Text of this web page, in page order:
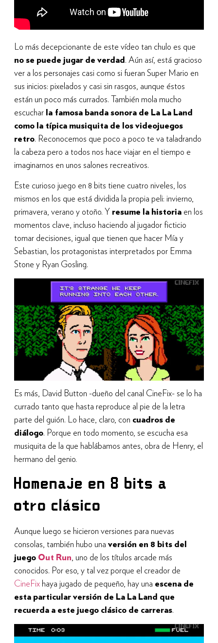
Lo más decepcionante de este vídeo tan chulo es que
no se puede jugar de verdad . Aún así, está gracioso
ver a los personajes casi como si fueran Super Mario en
sus inicios: pixelados y casi sin rasgos, aunque éstos
están un poco más currados. También mola mucho
escuchar la famosa banda sonora de La La Land
como la típica musiquita de los videojuegos
retro. Reconocemos que poco a poco te va taladrando
la cabeza pero a todos nos hace viajar en el tiempo e
imaginarnos en unos salones recreativos.
Este curioso juego en 8 bits tiene cuatro niveles, los
mismos en los que está dividida la propia peli: invierno,
primavera, verano y otoño. Y resume la historia en los
momentos clave, incluso haciendo al jugador ficticio
tomar decisiones, igual que tienen que hacer Mía y
Sebastian, los protagonistas interpretados por Emma
Stone y Ryan Gosling.
Es más, David Button -dueño del canal CineFix- se lo ha
currado tanto que hasta reproduce al pie de la letra
parte del guión. Lo hace, claro, con cuadros de
diálogo. Porque en todo momento, se escucha esa
musiquita de la que hablábamos antes, obra de Henry, el
hermano del genio.
Homenaje en 8 bits a
otro clásico
Aunque luego se hicieron versiones para nuevas
consolas, también hubo una versión en 8 bits del
juego Out Run, uno de los títulos arcade más
conocidos. Por eso, y tal vez porque el creador de
CineFix haya jugado de pequeño, hay una escena de
esta particular versión de La La Land que
recuerda a este juego clásico de carreras.